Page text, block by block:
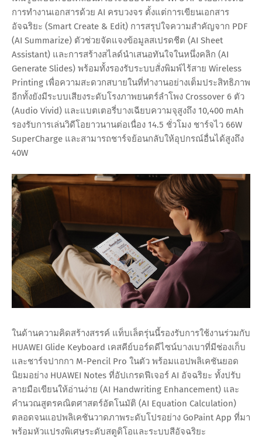
การทำงานเอกสารด้วย AI ครบวงจร ตั้งแต่การเขียนเอกสาร
อัจฉริยะ (Smart Create & Edit) การสรุปใจความสำคัญจาก PDF
(AI Summarize) ตัวช่วยจัดแจงข้อมูลสเปรดชีต (AI Sheet
Assistant) และการสร้างสไลด์นำเสนอทันใจในหนึ่งคลิก (AI
Generate Slides) พร้อมทั้งรองรับระบบสั่งพิมพ์ไร้สาย Wireless
Printing เพื่อความสะดวกสบายในที่ทำงานอย่างเต็มประสิทธิภาพ
อีกทั้งยังมีระบบเสียงระดับโรงภาพยนตร์ลำโพง Crossover 6 ตัว
(Audio Vivid) และแบตเตอรี่บางเฉียบความจุสูงถึง 10,400 mAh
รองรับการเล่นวิดีโอยาวนานต่อเนื่อง 14.5 ชั่วโมง ชาร์จไว 66W
SuperCharge และสามารถชาร์จย้อนกลับให้อุปกรณ์อื่นได้สูงถึง
40W
ในด้านความคิดสร้างสรรค์ แท็บเล็ตรุ่นนี้รองรับการใช้งานร่วมกับ
HUAWEI Glide Keyboard เคสคีย์บอร์ดดีไซน์บางเบาที่มีช่องเก็บ
และชาร์จปากกา M-Pencil Pro ในตัว พร้อมแอปพลิเคชันยอด
นิยมอย่าง HUAWEI Notes ที่อัปเกรดฟีเจอร์ AI อัจฉริยะ ทั้งปรับ
ลายมือเขียนให้อ่านง่าย (AI Handwriting Enhancement) และ
คำนวณสูตรคณิตศาสตร์อัตโนมัติ (AI Equation Calculation)
ตลอดจนแอปพลิเคชันวาดภาพระดับโปรอย่าง GoPaint App ที่มา
พร้อมหัวแปรงพิเศษระดับสตูดิโอและระบบสีอัจฉริยะ